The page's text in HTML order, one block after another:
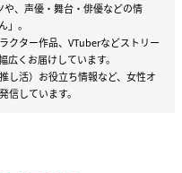
、声優・舞台・俳優などの情
。
クター作品、VTuberなどストリー
くお届けしています。
し活）お役立ち情報など、女性オ
しています。